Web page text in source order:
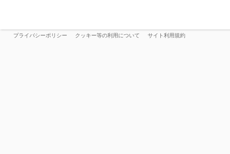
プライバシーポリシー クッキー等の利用について サイト利用規約